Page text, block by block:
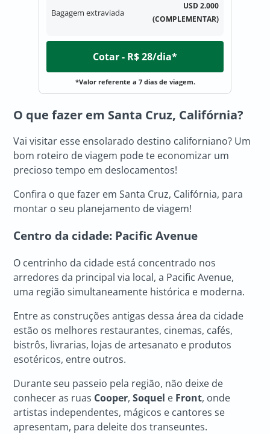
Bagagem extraviada
USD 2.000
(COMPLEMENTAR)
Cotar - R$ 28/dia*
*Valor referente a 7 dias de viagem.
O que fazer em Santa Cruz, Califórnia?
Vai visitar esse ensolarado destino californiano? Um
bom roteiro de viagem pode te economizar um
precioso tempo em deslocamentos!
Confira o que fazer em Santa Cruz, Califórnia, para
montar o seu planejamento de viagem!
Centro da cidade: Pacific Avenue
O centrinho da cidade está concentrado nos
arredores da principal via local, a Pacific Avenue,
uma região simultaneamente histórica e moderna.
Entre as construções antigas dessa área da cidade
estão os melhores restaurantes, cinemas, cafés,
bistrôs, livrarias, lojas de artesanato e produtos
esotéricos, entre outros.
Durante seu passeio pela região, não deixe de
conhecer as ruas Cooper,Soquel e Front, onde
artistas independentes, mágicos e cantores se
apresentam, para deleite dos transeuntes.